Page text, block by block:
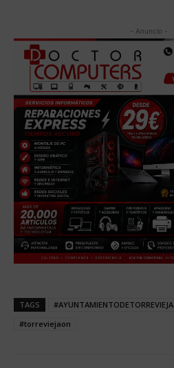
- Anuncio -
TAGS #AYUNTAMIENTODETORREVIEJA
#torreviejaon